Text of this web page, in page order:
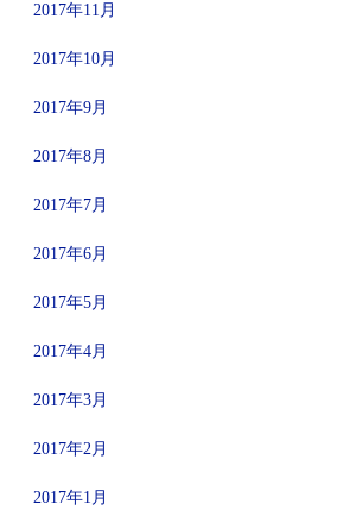
2017年11月
2017年10月
2017年9月
2017年8月
2017年7月
2017年6月
2017年5月
2017年4月
2017年3月
2017年2月
2017年1月